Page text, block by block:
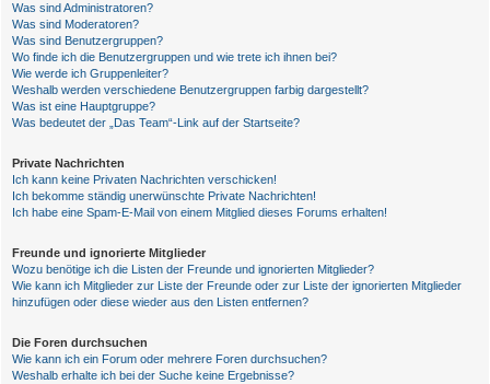
Was sind Administratoren?
Was sind Moderatoren?
Was sind Benutzergruppen?
Wo finde ich die Benutzergruppen und wie trete ich ihnen bei?
Wie werde ich Gruppenleiter?
Weshalb werden verschiedene Benutzergruppen farbig dargestellt?
Was ist eine Hauptgruppe?
Was bedeutet der „Das Team“-Link auf der Startseite?
Private Nachrichten
Ich kann keine Privaten Nachrichten verschicken!
Ich bekomme ständig unerwünschte Private Nachrichten!
Ich habe eine Spam-E-Mail von einem Mitglied dieses Forums erhalten!
Freunde und ignorierte Mitglieder
Wozu benötige ich die Listen der Freunde und ignorierten Mitglieder?
Wie kann ich Mitglieder zur Liste der Freunde oder zur Liste der ignorierten Mitglieder
hinzufügen oder diese wieder aus den Listen entfernen?
Die Foren durchsuchen
Wie kann ich ein Forum oder mehrere Foren durchsuchen?
Weshalb erhalte ich bei der Suche keine Ergebnisse?